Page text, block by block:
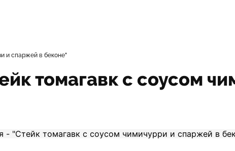
и спаржей в беконе"
томагавк с соусом